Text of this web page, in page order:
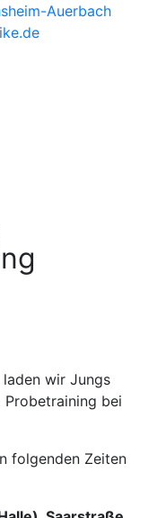
Auerbach
laden wir Jungs
Probetraining bei
folgenden Zeiten